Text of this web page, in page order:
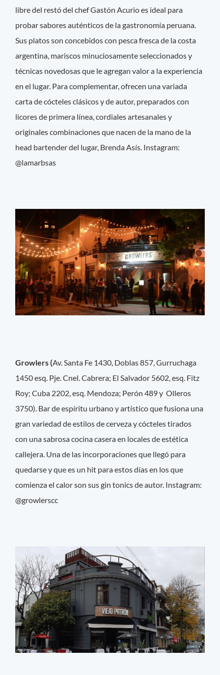
libre del restó del chef Gastón Acurio es ideal para
probar sabores auténticos de la gastronomía peruana.
Sus platos son concebidos con pesca fresca de la costa
argentina, mariscos minuciosamente seleccionados y
técnicas novedosas que le agregan valor a la experiencia
en el lugar. Para complementar, ofrecen una variada
carta de cócteles clásicos y de autor, preparados con
licores de primera línea, cordiales artesanales y
originales combinaciones que nacen de la mano de la
head bartender del lugar, Brenda Asís. Instagram:
@lamarbsas
Growlers (Av. Santa Fe 1430, Doblas 857, Gurruchaga
1450 esq. Pje. Cnel. Cabrera; El Salvador 5602, esq. Fitz
Roy; Cuba 2202, esq. Mendoza; Perón 489 y Olleros
3750). Bar de espíritu urbano y artístico que fusiona una
gran variedad de estilos de cerveza y cócteles tirados
con una sabrosa cocina casera en locales de estética
callejera. Una de las incorporaciones que llegó para
quedarse y que es un hit para estos días en los que
comienza el calor son sus gin tonics de autor. Instagram:
@growlerscc